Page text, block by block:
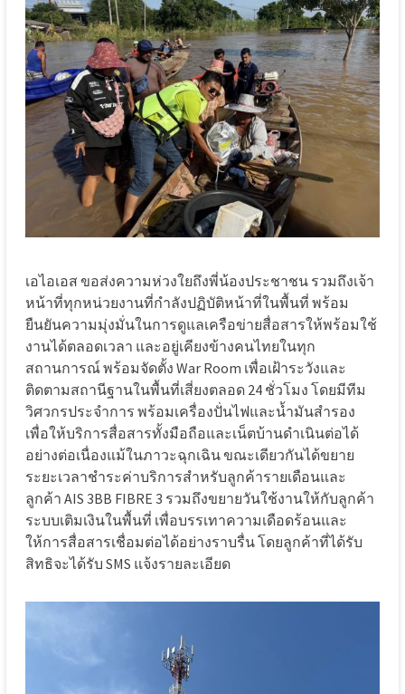
เอไอเอส ขอส่งความห่วงใยถึงพี่น้องประชาชน รวมถึงเจ้า
หน้าที่ทุกหน่วยงานที่กำลังปฏิบัติหน้าที่ในพื้นที่ พร้อม
ยืนยันความมุ่งมั่นในการดูแลเครือข่ายสื่อสารให้พร้อมใช้
งานได้ตลอดเวลา และอยู่เคียงข้างคนไทยในทุก
สถานการณ์ พร้อมจัดตั้ง War Room เพื่อเฝ้าระวังและ
ติดตามสถานีฐานในพื้นที่เสี่ยงตลอด 24 ชั่วโมง โดยมีทีม
วิศวกรประจำการ พร้อมเครื่องปั่นไฟและน้ำมันสำรอง
เพื่อให้บริการสื่อสารทั้งมือถือและเน็ตบ้านดำเนินต่อได้
อย่างต่อเนื่องแม้ในภาวะฉุกเฉิน ขณะเดียวกันได้ขยาย
ระยะเวลาชำระค่าบริการสำหรับลูกค้ารายเดือนและ
ลูกค้า AIS 3BB FIBRE 3 รวมถึงขยายวันใช้งานให้กับลูกค้า
ระบบเติมเงินในพื้นที่ เพื่อบรรเทาความเดือดร้อนและ
ให้การสื่อสารเชื่อมต่อได้อย่างราบรื่น โดยลูกค้าที่ได้รับ
สิทธิจะได้รับ SMS แจ้งรายละเอียด